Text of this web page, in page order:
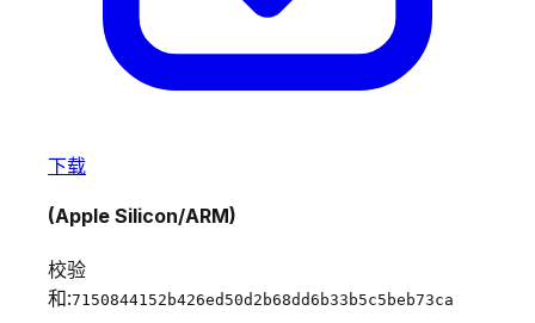
下载
(Apple Silicon/ARM)
校验
和:7150844152b426ed50d2b68dd6b33b5c5beb73ca